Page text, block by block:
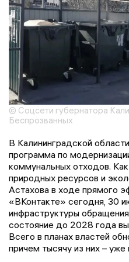
© Соцсети губернатора
Беспрозванных
В Калининградской
программа по
коммунальных отходов.
природных ресурсов и
Астахова в ходе прямого
«ВКонтакте» сегодня, 30
инфраструктуры
состояние до 2028 года
Всего в планах властей
причем тысячу из них –